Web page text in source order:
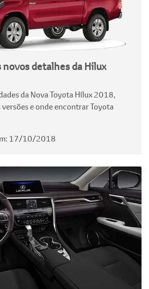
novos detalhes da Hilux
da Nova Toyota Hilux 2018,
e onde encontrar Toyota
17/10/2018